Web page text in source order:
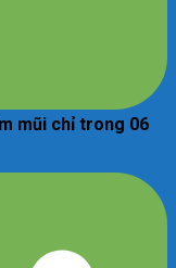
mũi chỉ trong 06